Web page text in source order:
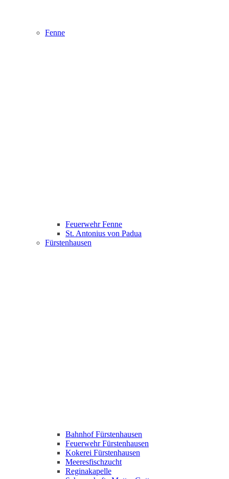
Fenne
Feuerwehr Fenne
St. Antonius von Padua
Fürstenhausen
Bahnhof Fürstenhausen
Feuerwehr Fürstenhausen
Kokerei Fürstenhausen
Meeresfischzucht
Reginakapelle